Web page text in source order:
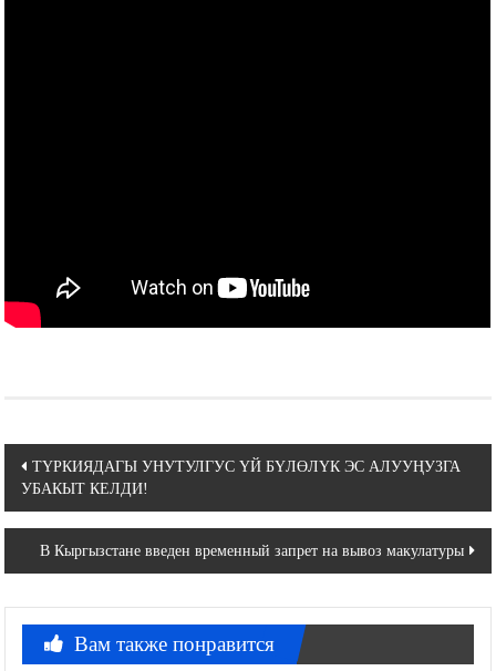
Навигация
по
записям
ТҮРКИЯДАГЫ УНУТУЛГУС ҮЙ БҮЛӨЛҮК ЭС АЛУУҢУЗГА
УБАКЫТ КЕЛДИ!
В Кыргызстане введен временный запрет на вывоз макулатуры
Вам также понравится